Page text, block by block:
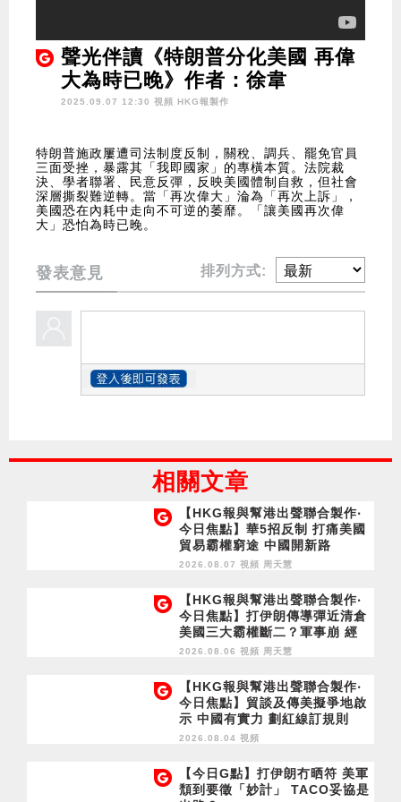
聲光伴讀《特朗普分化美國 再偉
大為時已晚》作者：徐韋
2025.09.07 12:30 視頻 HKG報製作
特朗普施政屢遭司法制度反制，關稅、調兵、罷免官員
三面受挫，暴露其「我即國家」的專橫本質。法院裁
決、學者聯署、民意反彈，反映美國體制自救，但社會
深層撕裂難逆轉。當「再次偉大」淪為「再次上訴」，
美國恐在內耗中走向不可逆的萎靡。「讓美國再次偉
大」恐怕為時已晚。
發表意見 排列方式:
相關文章
【HKG報與幫港出聲聯合製作‧
今日焦點】華5招反制 打痛美國
貿易霸權窮途 中國開新路
2026.08.07 視頻 周天慧
【HKG報與幫港出聲聯合製作‧
今日焦點】打伊朗傳導彈近清倉
美國三大霸權斷二？軍事崩 經
濟損
2026.08.06 視頻 周天慧
【HKG報與幫港出聲聯合製作‧
今日焦點】貿談及傳美擬爭地啟
示 中國有實力 劃紅線訂規則
2026.08.04 視頻
【今日G點】打伊朗冇晒符 美軍
頹到要徵「妙計」 TACO妥協是